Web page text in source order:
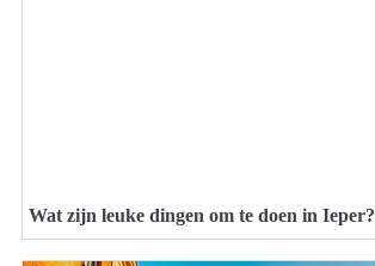
Wat zijn leuke dingen om te doen in Ieper?